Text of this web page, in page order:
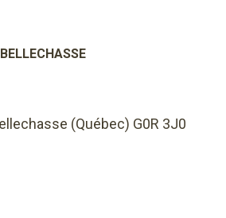
(Québec) G0R 3J0